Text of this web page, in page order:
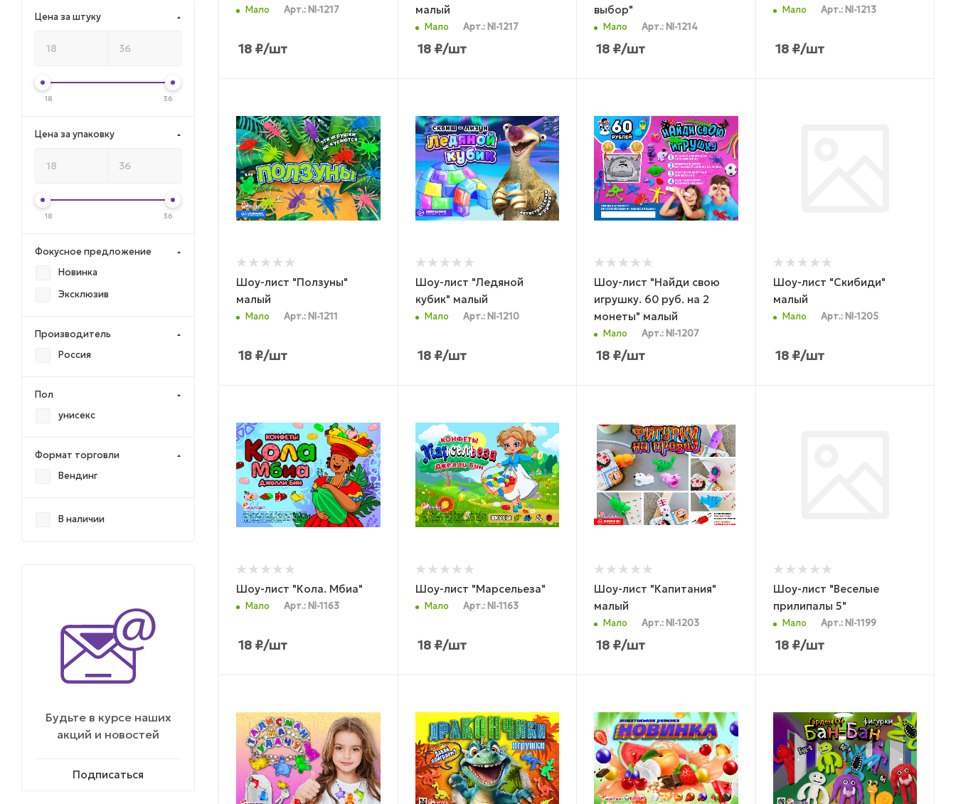
Мало Арт.: NI-1217
18 ₽/шт
малый
Мало Арт.: NI-1217
18₽/шт
выбор"
Мало Арт.: NI-1214
18 ₽/шт
Мало Арт.: NI-1213
18₽/шт
Шоу-лист "Ползуны"
малый
Мало Арт.: NI-1211
18 ₽/шт
Шоу-лист "Ледяной
кубик" малый
Мало Арт.: NI-1210
18₽/шт
Шоу-лист "Найди свою
игрушку. 60 руб. на 2
монеты" малый
Мало Арт.: NI-1207
18 ₽/шт
Шоу-лист "Скибиди"
малый
Мало Арт.: NI-1205
18₽/шт
Шоу-лист "Кола. Мбиа"
Мало Арт.: NI-1163
18 ₽/шт
Шоу-лист "Марсельеза"
Мало Арт.: NI-1163
18₽/шт
Шоу-лист "Капитания"
малый
Мало Арт.: NI-1203
18 ₽/шт
Шоу-лист "Веселые
прилипалы 5"
Мало Арт.: NI-1199
18₽/шт
Цена за штуку
18 36
Цена за упаковку
18 36
Фокусное предложение
Новинка
Эксклюзив
Производитель
Россия
Пол
унисекс
Формат торговли
Вендинг
В наличии
Будьте в курсе наших
акций и новостей
Подписаться